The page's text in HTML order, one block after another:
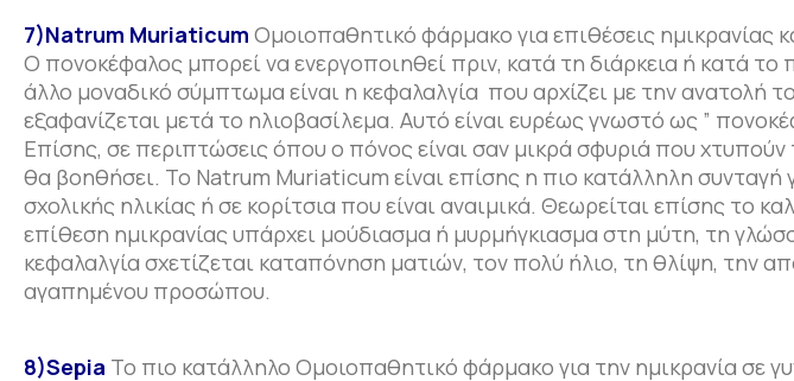
7)Natrum Muriaticum Ομοιοπαθητικό φάρμακο για επιθέσεις ημικρανίας
Ο πονοκέφαλος μπορεί να ενεργοποιηθεί πριν, κατά τη διάρκεια ή κατά
άλλο μοναδικό σύμπτωμα είναι η κεφαλαλγία που αρχίζει με την ανατολή
εξαφανίζεται μετά το ηλιοβασίλεμα. Αυτό είναι ευρέως γνωστό ως ”
Επίσης, σε περιπτώσεις όπου ο πόνος είναι σαν μικρά σφυριά που
θα βοηθήσει. Το Natrum Muriaticum είναι επίσης η πιο κατάλληλη συνταγή
σχολικής ηλικίας ή σε κορίτσια που είναι αναιμικά. Θεωρείται επίσης το
επίθεση ημικρανίας υπάρχει μούδιασμα ή μυρμήγκιασμα στη μύτη, τη
κεφαλαλγία σχετίζεται καταπόνηση ματιών, τον πολύ ήλιο, τη θλίψη, την
αγαπημένου προσώπου.
8)Sepia Το πιο κατάλληλο Ομοιοπαθητικό φάρμακο για την ημικρανία σε